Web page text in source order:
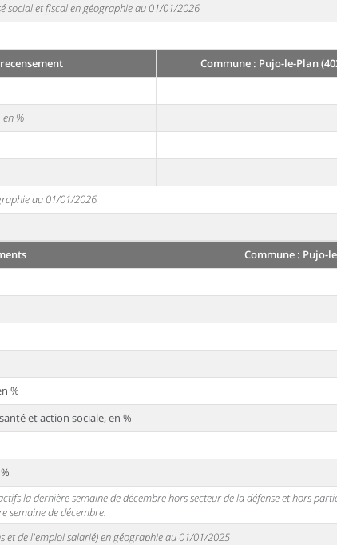
social et fiscal en géographie au 01/01/2026
Commune : Pujo-le-Plan
%
au 01/01/2026
Commune : Pujo-
%
et action sociale, en %
la dernière semaine de décembre hors secteur de la défense et hors
semaine de décembre.
et de l'emploi salarié) en géographie au 01/01/2025